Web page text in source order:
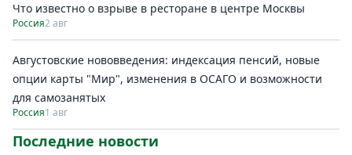
Что известно о взрыве в ресторане в центре Москвы
Россия2 авг
Августовские нововведения: индексация пенсий, новые
опции карты "Мир", изменения в ОСАГО и возможности
для самозанятых
Россия1 авг
Последние новости